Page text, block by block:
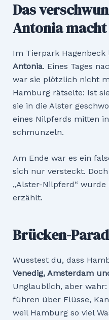
Das
Antonia
Im Tierpark
Antonia. Eines Tages
war sie plötzlich nicht
Hamburg rätselte: Ist
sie in die Alster
eines Nilpferds mitten
schmunzeln.
Am Ende war es ein
sich nur versteckt.
„Alster-Nilpferd“
erzählt.
Brücken-
Wusstest du, dass
Venedig, Amsterdam
Unglaublich, aber wahr:
führen über Flüsse,
weil Hamburg so viel